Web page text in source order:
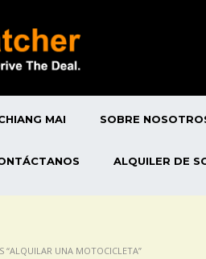
MAI SOBRE
ALQUILER DE
“ALQUILAR UNA MOTOCICLETA”